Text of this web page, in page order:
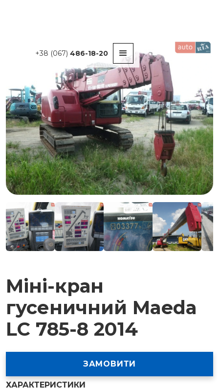
+38 (067) 486-18-20
Міні-кран
гусеничний Maeda
LC 785-8 2014
ЗАМОВИТИ
ХАРАКТЕРИСТИКИ